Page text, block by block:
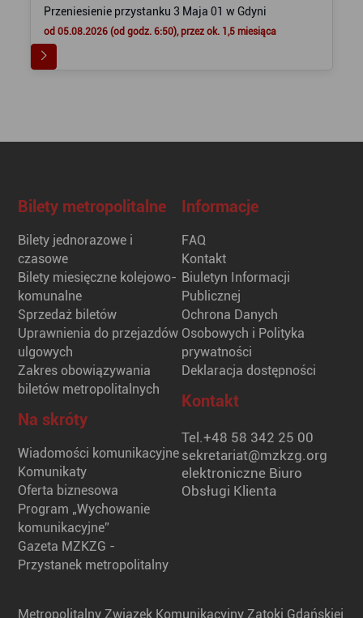
Przeniesienie przystanku 3 Maja 01 w Gdyni
od 05.08.2026 (od godz. 6:50), przez ok. 1,5 miesiąca
Bilety metropolitalne
Bilety jednorazowe i
czasowe
Bilety miesięczne kolejowo-
komunalne
Sprzedaż biletów
Uprawnienia do przejazdów
ulgowych
Zakres obowiązywania
biletów metropolitalnych
Na skróty
Wiadomości komunikacyjne
Komunikaty
Oferta biznesowa
Program „Wychowanie
komunikacyjne”
Gazeta MZKZG -
Przystanek metropolitalny
Informacje
FAQ
Kontakt
Biuletyn Informacji
Publicznej
Ochrona Danych
Osobowych i Polityka
prywatności
Deklaracja dostępności
Kontakt
Tel.+48 58 342 25 00
sekretariat@mzkzg.org
elektroniczne Biuro
Obsługi Klienta
Metropolitalny Związek Komunikacyjny Zatoki Gdańskiej